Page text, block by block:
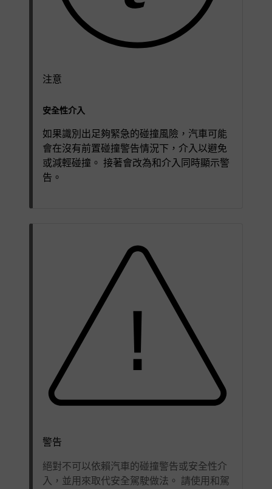
注意
安全性介入
如果識別出足夠緊急的碰撞風險，汽車可能
會在沒有前置碰撞警告情況下，介入以避免
或減輕碰撞。 接著會改為和介入同時顯示警
告。
警告
絕對不可以依賴汽車的碰撞警告或安全性介
入，並用來取代安全駕駛做法。 請使用和駕